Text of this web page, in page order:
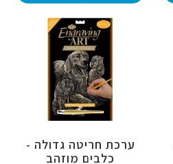
ערכת חריטה גדולה -
כלבים מוזהב